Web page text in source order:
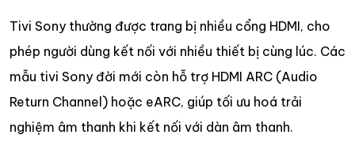
Tivi Sony thường được trang bị nhiều cổng HDMI, cho
phép người dùng kết nối với nhiều thiết bị cùng lúc. Các
mẫu tivi Sony đời mới còn hỗ trợ HDMI ARC (Audio
Return Channel) hoặc eARC, giúp tối ưu hoá trải
nghiệm âm thanh khi kết nối với dàn âm thanh.